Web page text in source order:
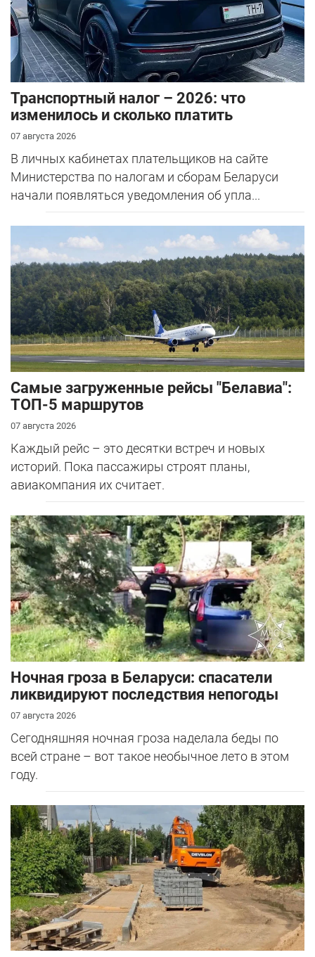
Транспортный налог – 2026: что
изменилось и сколько платить
07 августа 2026
В личных кабинетах плательщиков на сайте
Министерства по налогам и сборам Беларуси
начали появляться уведомления об упла...
Самые загруженные рейсы "Белавиа":
ТОП-5 маршрутов
07 августа 2026
Каждый рейс – это десятки встреч и новых
историй. Пока пассажиры строят планы,
авиакомпания их считает.
Ночная гроза в Беларуси: спасатели
ликвидируют последствия непогоды
07 августа 2026
Сегодняшняя ночная гроза наделала беды по
всей стране – вот такое необычное лето в этом
году.